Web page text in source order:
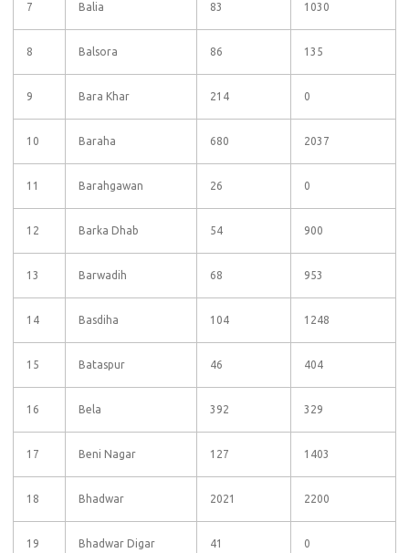
7 Balia 83 1030
8 Balsora 86 135
9 Bara Khar 214 0
10 Baraha 680 2037
11 Barahgawan 26 0
12 Barka Dhab 54 900
13 Barwadih 68 953
14 Basdiha 104 1248
15 Bataspur 46 404
16 Bela 392 329
17 Beni Nagar 127 1403
18 Bhadwar 2021 2200
19 Bhadwar Digar 41 0